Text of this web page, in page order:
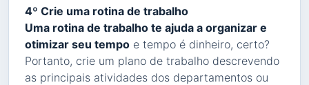
4º Crie uma rotina de trabalho
Uma rotina de trabalho te ajuda a organizar e
otimizar seu tempo e tempo é dinheiro, certo?
Portanto, crie um plano de trabalho descrevendo
as principais atividades dos departamentos ou